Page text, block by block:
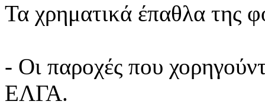
Τα χρηματικά έπαθλα της
- Οι παροχές που
ΕΛΓΑ.